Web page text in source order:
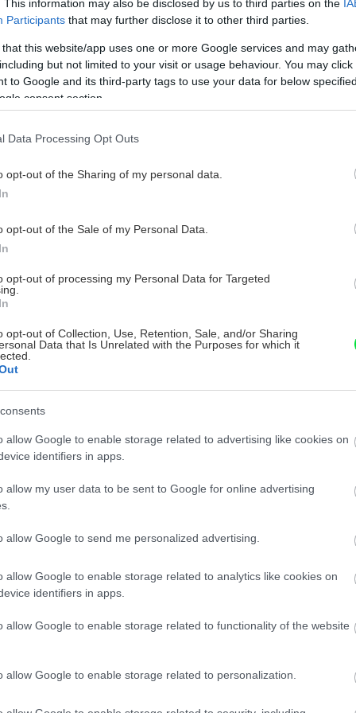
This information may also be disclosed by us to third parties on the
Participants that may further disclose it to other third parties.
that this website/app uses one or more Google services and may
but not limited to your visit or usage behaviour. You may
to Google and its third-party tags to use your data for below
consent section.
Data Processing Opt Outs
opt-out of the Sharing of my personal data.
opt-out of the Sale of my Personal Data.
opt-out of processing my Personal Data for Targeted
opt-out of Collection, Use, Retention, Sale, and/or Sharing
Data that Is Unrelated with the Purposes for which it
allow Google to enable storage related to advertising like cookies on
identifiers in apps.
allow my user data to be sent to Google for online advertising
allow Google to send me personalized advertising.
allow Google to enable storage related to analytics like cookies on
identifiers in apps.
allow Google to enable storage related to functionality of the website
allow Google to enable storage related to personalization.
spotrebiče a
zabrať. Tlač,
o požiaroch
ktoré vznikli pri
ale aj nízkej
na životoch či
nedbanlivosti je
či
Strachu z
vďaka komínovým
tepla
spotrebičov sa
výkonu
na druhý. Prestup
jednoduchý. Vyžaduje si to mať
sú komínové systémy Schiedel. Ide o
zmene paliva zaobídete bez náročného a
neoceniteľnú možnosť voľby. S
pohodlie ani v prípade odstavenia
energie, ani pri nedostatku dreva
že dnes je isté palivo pomerne lacné,
udrží aj o rok. Počiatočná investícia do
nezávislosti a tiež nižších
tuhé palivo alebo plyn, komínové
možnosti vykurovania. Vďaka kvalitnej
systémoch Schiedel môžete naplno
komín,